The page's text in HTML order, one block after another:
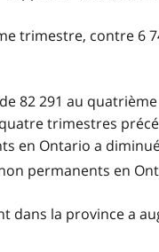
trimestre, contre 6
82 291 au
trimestres
en Ontario a
permanents en
dans la province a